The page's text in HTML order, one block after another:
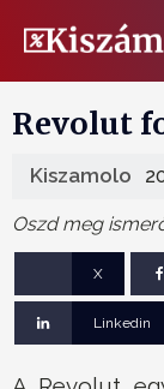
Revolut
Kiszamolo
Oszd meg
X
Linkedin